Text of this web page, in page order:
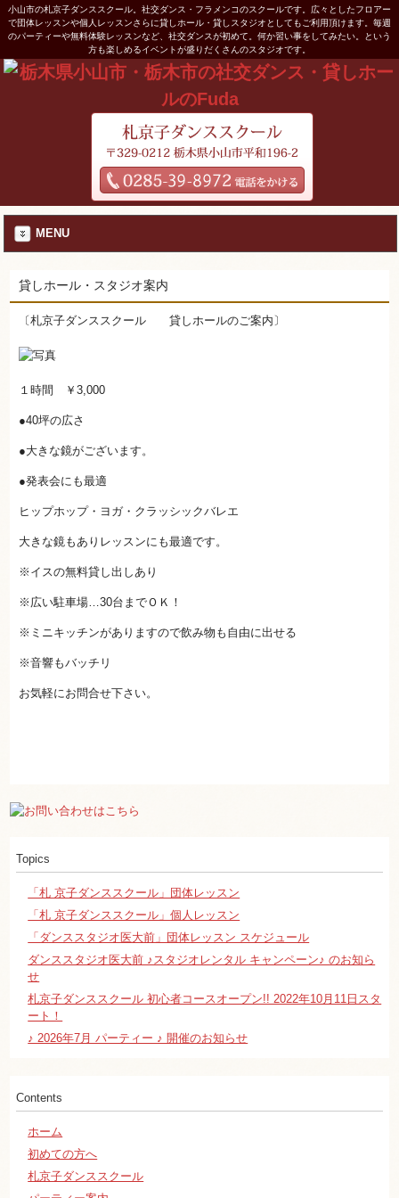
小山市の札京子ダンススクール。社交ダンス・フラメンコのスクールです。広々としたフロアー
で団体レッスンや個人レッスンさらに貸しホール・貸しスタジオとしてもご利用頂けます。毎週
のパーティーや無料体験レッスンなど、社交ダンスが初めて。何か習い事をしてみたい。という
方も楽しめるイベントが盛りだくさんのスタジオです。
MENU
貸しホール・スタジオ案内
〔札京子ダンススクール 貸しホールのご案内〕
１時間 ￥3,000
●40坪の広さ
●大きな鏡がございます。
●発表会にも最適
ヒップホップ・ヨガ・クラッシックバレエ
大きな鏡もありレッスンにも最適です。
※イスの無料貸し出しあり
※広い駐車場…30台までＯＫ！
※ミニキッチンがありますので飲み物も自由に出せる
※音響もバッチリ
お気軽にお問合せ下さい。
Topics
「札 京子ダンススクール」団体レッスン
「札 京子ダンススクール」個人レッスン
「ダンススタジオ医大前」団体レッスン スケジュール
ダンススタジオ医大前 ♪スタジオレンタル キャンペーン♪ のお知ら
せ
札京子ダンススクール 初心者コースオープン!! 2022年10月11日スタ
ート！
♪ 2026年7月 パーティー ♪ 開催のお知らせ
Contents
ホーム
初めての方へ
札京子ダンススクール